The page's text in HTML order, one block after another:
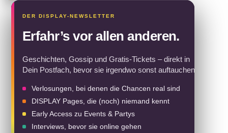
Erfahr’s vor allen anderen.
Geschichten, Gossip und Gratis-Tickets – direkt in
Dein Postfach, bevor sie irgendwo sonst auftauchen.
Verlosungen, bei denen die Chancen real sind
DISPLAY Pages, die (noch) niemand kennt
Early Access zu Events & Partys
Interviews, bevor sie online gehen